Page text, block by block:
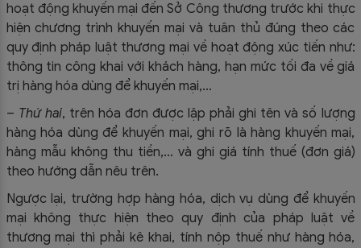
hoạt động khuyến mại đến Sở Công thương trước khi thực
hiện chương trình khuyến mại và tuân thủ đúng theo các
quy định pháp luật thương mại về hoạt động xúc tiến như:
thông tin công khai với khách hàng, hạn mức tối đa về giá
trị hàng hóa dùng để khuyến mại,…
– Thứ hai, trên hóa đơn được lập phải ghi tên và số lượng
hàng hóa dùng để khuyến mại, ghi rõ là hàng khuyến mại,
hàng mẫu không thu tiền,… và ghi giá tính thuế (đơn giá)
theo hướng dẫn nêu trên.
Ngược lại, trường hợp hàng hóa, dịch vụ dùng để khuyến
mại không thực hiện theo quy định của pháp luật về
thương mại thì phải kê khai, tính nộp thuế như hàng hóa,